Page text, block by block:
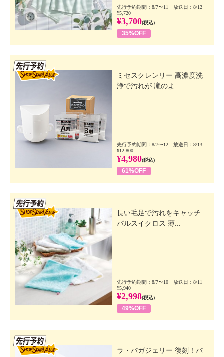
先行予約期間：8/7〜11 放送日：8/12
¥5,720
¥3,700(税込)
35%OFF
ミセスクレンリー 高濃度洗
浄で汚れが 滝のよ...
先行予約期間：8/7〜12 放送日：8/13
¥12,800
¥4,980(税込)
61%OFF
長い毛足で汚れをキャッチ
パルスイクロス 薄...
先行予約期間：8/7〜10 放送日：8/11
¥5,940
¥2,998(税込)
49%OFF
ラ・バガジェリー 復刻！バ